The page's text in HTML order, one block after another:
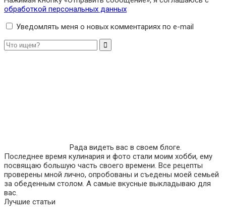
обработкой персональных данных
Уведомлять меня о новых комментариях по e-mail
Рада видеть вас в своем блоге.
Последнее время кулинария и фото стали моим хобби, ему
посвящаю большую часть своего времени. Все рецепты
проверены мной лично, опробованы и съедены моей семьей
за обеденным столом. А самые вкусные выкладываю для
вас.
Лучшие статьи